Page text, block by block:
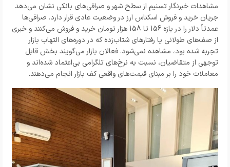
مشاهدات خبرنگار تسنیم از سطح شهر و صرافی‌های بانکی نشان می‌دهد
جریان خرید و فروش اسکناس ارز در وضعیت عادی قرار دارد. صرافی‌ها
عمدتاً دلار را در بازه 156 تا 158 هزار تومان خرید و فروش می‌کنند و خبری
از صف‌های طولانی یا رفتارهای شتاب‌زده که در دوره‌های التهاب بازار
تجربه شده بود، مشاهده نمی‌شود. فعالان بازار می‌گویند بخش قابل
توجهی از متقاضیان، نسبت به نرخ‌های تلگرامی بی‌اعتماد شده‌اند و
معاملات خود را بر مبنای قیمت‌های واقعی کف بازار انجام می‌دهند.